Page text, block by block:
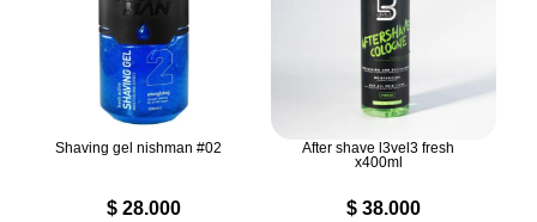
Shaving gel nishman #02
$28.000
After shave l3vel3 fresh
x400ml
$38.000